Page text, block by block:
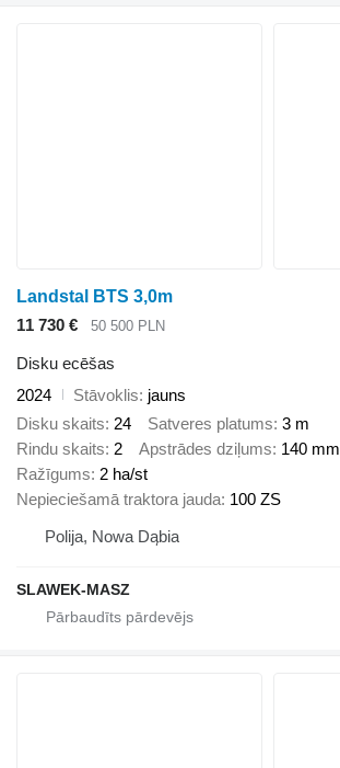
Landstal BTS 3,0m
11 730 €
50 500 PLN
Disku ecēšas
2024
Stāvoklis jauns
Disku skaits 24 Satveres platums 3 m
Rindu skaits 2 Apstrādes dziļums 140 mm
Ražīgums 2 ha/st
Nepieciešamā traktora jauda 100 ZS
Polija, Nowa Dąbia
SLAWEK-MASZ